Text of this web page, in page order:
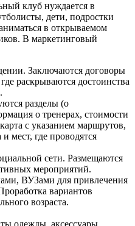
клуб нуждается в
дети, подростки
в открываемом
В маркетинговый
Заключаются договоры
раскрываются достоинства
разделы (о
о тренерах, стоимости
с указанием маршрутов,
мест, где проводятся
сети. Размещаются
мероприятий.
ВУЗами для привлечения
вариантов
возраста.
одежды, аксессуары.